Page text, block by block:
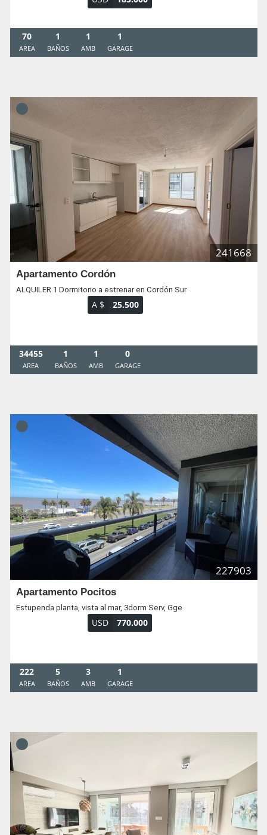
70
AREA
1
BAÑOS
1
AMB
1
GARAGE
241668
Apartamento Cordón
ALQUILER 1 Dormitorio a estrenar en Cordón Sur
A $ 25.500
34455
AREA
1
BAÑOS
1
AMB
0
GARAGE
227903
Apartamento Pocitos
Estupenda planta, vista al mar, 3dorm Serv, Gge
USD 770.000
222
AREA
5
BAÑOS
3
AMB
1
GARAGE